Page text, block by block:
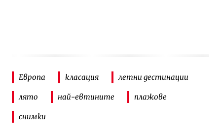
Европа класация летни дестинации
лято най-евтините плажове
снимки